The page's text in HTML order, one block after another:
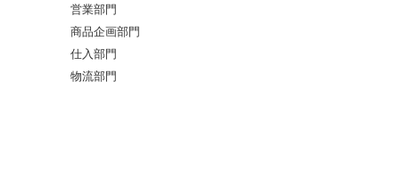
営業部門
商品企画部門
仕入部門
物流部門